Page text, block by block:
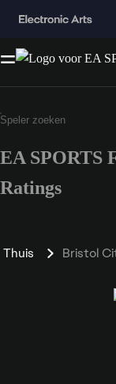
EA SPORTS
Ratings
Thuis Bristol